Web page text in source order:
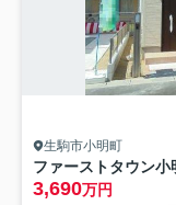
生駒市小明町
ファーストタウン
3,690万円